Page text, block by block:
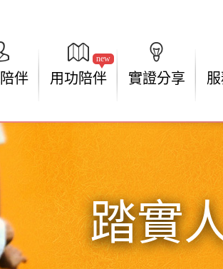
伴 用功陪伴
new
實證分享
踏實